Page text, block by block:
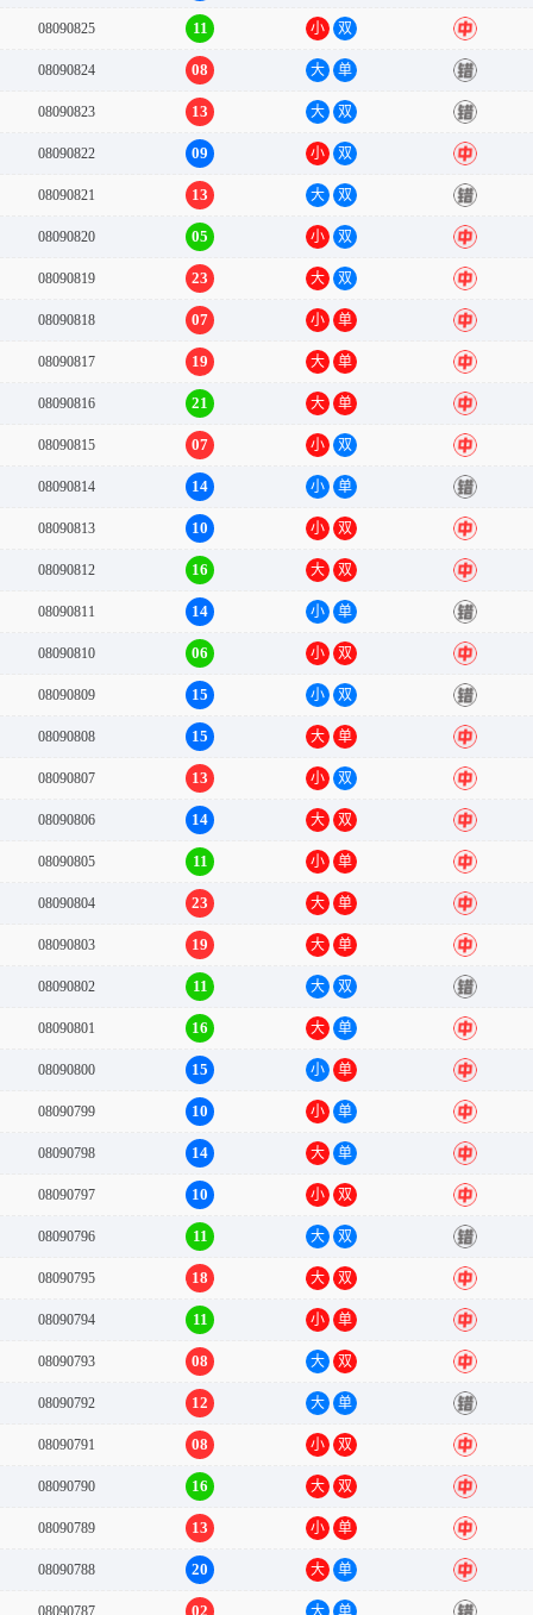
08090825 11 小 双 中
08090824 08 大 单 错
08090823 13 大 双 错
08090822 09 小 双 中
08090821 13 大 双 错
08090820 05 小 双 中
08090819 23 大 双 中
08090818 07 小 单 中
08090817 19 大 单 中
08090816 21 大 单 中
08090815 07 小 双 中
08090814 14 小 单 错
08090813 10 小 双 中
08090812 16 大 双 中
08090811 14 小 单 错
08090810 06 小 双 中
08090809 15 小 双 错
08090808 15 大 单 中
08090807 13 小 双 中
08090806 14 大 双 中
08090805 11 小 单 中
08090804 23 大 单 中
08090803 19 大 单 中
08090802 11 大 双 错
08090801 16 大 单 中
08090800 15 小 单 中
08090799 10 小 单 中
08090798 14 大 单 中
08090797 10 小 双 中
08090796 11 大 双 错
08090795 18 大 双 中
08090794 11 小 单 中
08090793 08 大 双 中
08090792 12 大 单 错
08090791 08 小 双 中
08090790 16 大 双 中
08090789 13 小 单 中
08090788 20 大 单 中
08090787 02 大 单 错